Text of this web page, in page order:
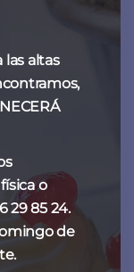
altas
o
29 85 24.
de